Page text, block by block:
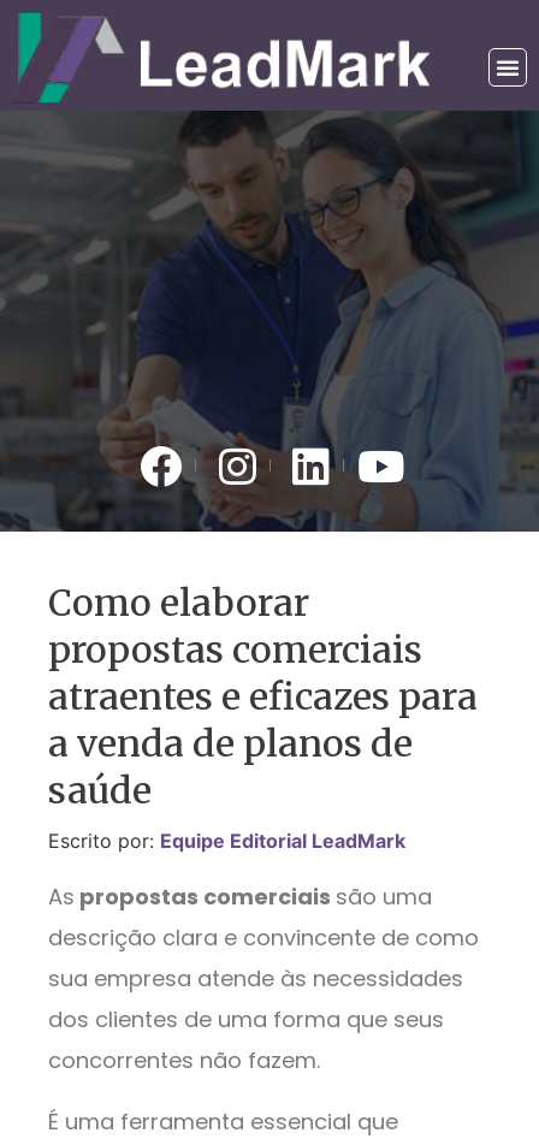
Como elaborar
propostas comerciais
atraentes e eficazes para
a venda de planos de
saúde
Escrito por: Equipe Editorial LeadMark
As propostas comerciais são uma
descrição clara e convincente de como
sua empresa atende às necessidades
dos clientes de uma forma que seus
concorrentes não fazem.
É uma ferramenta essencial que